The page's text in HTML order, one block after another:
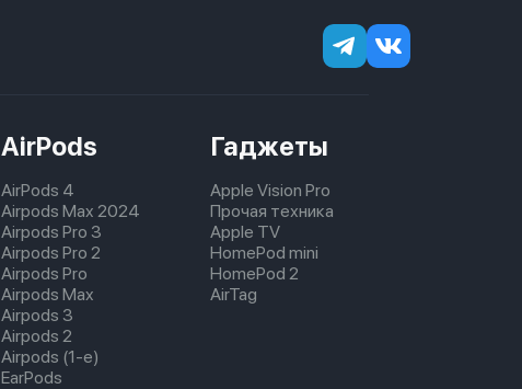
AirPods
AirPods 4
Airpods Max 2024
Airpods Pro 3
Airpods Pro 2
Airpods Pro
Airpods Max
Airpods 3
Airpods 2
Airpods (1-е)
EarPods
Гаджеты
Apple Vision Pro
Прочая техника
Apple TV
HomePod mini
HomePod 2
AirTag